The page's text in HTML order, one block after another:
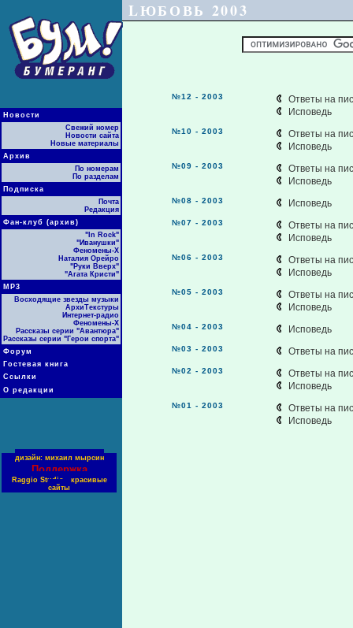
Новости
Свежий номер
Новости сайта
Новые материалы
Архив
По номерам
По разделам
Подписка
Почта
Редакция
Фан-клуб (архив)
"In Rock"
"Иванушки"
Феномены-Х
Наталия Орейро
"Руки Вверх"
"Агата Кристи"
МР3
Восходящие звезды музыки
АрхиТекстуры
Интернет-радио
Феномены-Х
Рассказы серии "Авантюра"
Рассказы серии "Герои спорта"
Форум
Гостевая книга
Ссылки
О редакции
дизайн: михаил мырсин
Поддержка
Raggio Studio - красивые
сайты
LЮБОВЬ 2003
№12 - 2003
Ответы на
Исповедь
№10 - 2003
Ответы на
Исповедь
№09 - 2003
Ответы на
Исповедь
№08 - 2003 Исповедь
№07 - 2003
Ответы на
Исповедь
№06 - 2003
Ответы на
Исповедь
№05 - 2003
Ответы на
Исповедь
№04 - 2003 Исповедь
№03 - 2003 Ответы на
№02 - 2003
Ответы на
Исповедь
№01 - 2003
Ответы на
Исповедь